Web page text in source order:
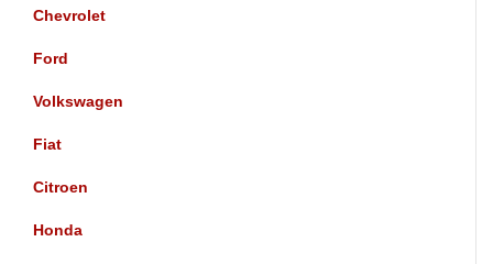
Chevrolet
Ford
Volkswagen
Fiat
Citroen
Honda